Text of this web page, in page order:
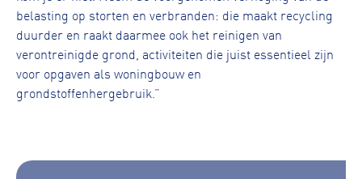
belasting op storten en verbranden: die maakt recycling
duurder en raakt daarmee ook het reinigen van
verontreinigde grond, activiteiten die juist essentieel zijn
voor opgaven als woningbouw en
grondstoffenhergebruik.”